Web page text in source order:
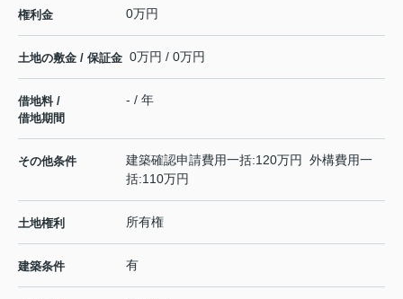
権利金 0万円
土地の敷金 / 保証金 0万円 / 0万円
借地料 /
借地期間
- / 年
その他条件
建築確認申請費用一括:120万円 外構費用一
括:110万円
土地権利 所有権
建築条件 有